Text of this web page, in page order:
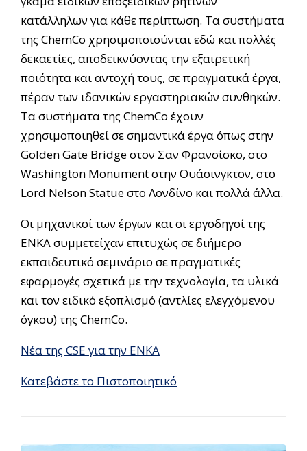
κατάλληλων για κάθε περίπτωση. Τα συστήματα
της ChemCo χρησιμοποιούνται εδώ και πολλές
δεκαετίες, αποδεικνύοντας την εξαιρετική
ποιότητα και αντοχή τους, σε πραγματικά έργα,
πέραν των ιδανικών εργαστηριακών συνθηκών.
Τα συστήματα της ChemCo έχουν
χρησιμοποιηθεί σε σημαντικά έργα όπως στην
Golden Gate Bridge στον Σαν Φρανσίσκο, στο
Washington Monument στην Ουάσινγκτον, στο
Lord Nelson Statue στο Λονδίνο και πολλά άλλα.
Οι μηχανικοί των έργων και οι εργοδηγοί της
ΕΝΚΑ συμμετείχαν επιτυχώς σε διήμερο
εκπαιδευτικό σεμινάριο σε πραγματικές
εφαρμογές σχετικά με την τεχνολογία, τα υλικά
και τον ειδικό εξοπλισμό (αντλίες ελεγχόμενου
όγκου) της ChemCo.
Νέα της CSE για την ΕΝΚΑ
Κατεβάστε το Πιστοποιητικό